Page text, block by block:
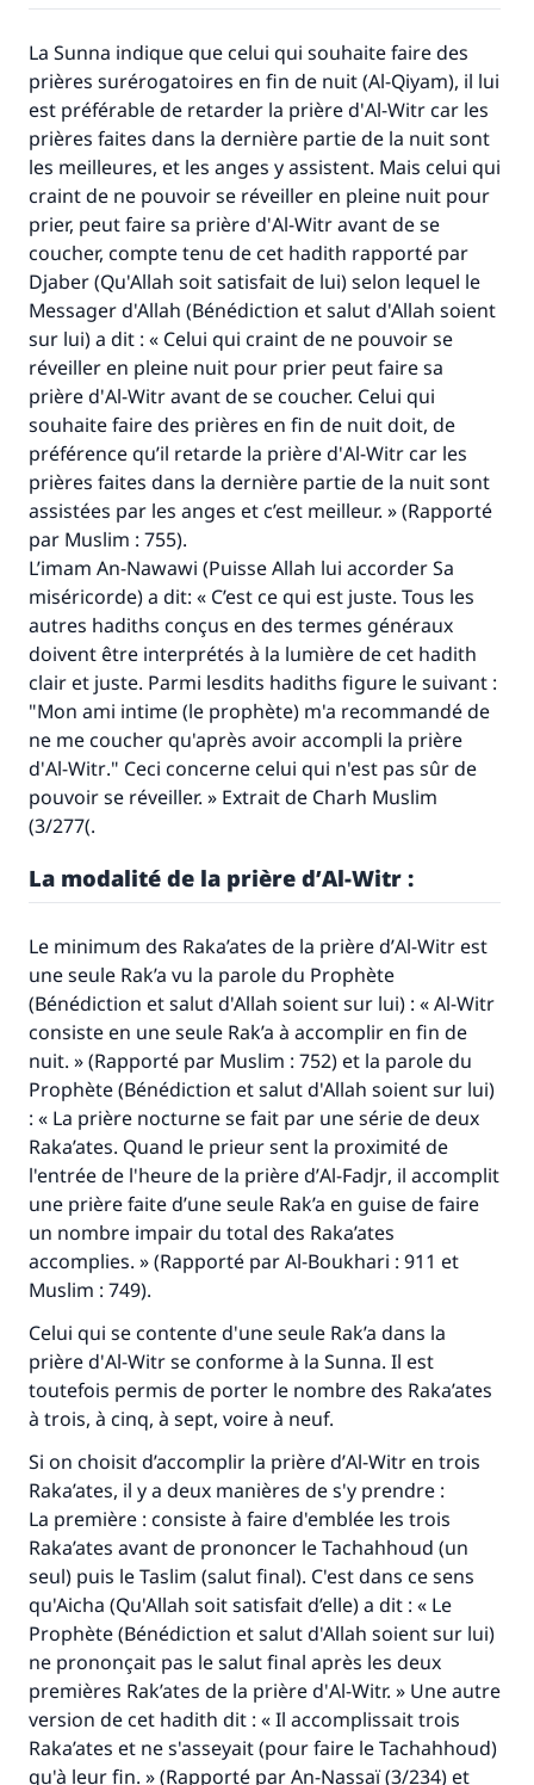
La Sunna indique que celui qui souhaite faire des
prières surérogatoires en fin de nuit (Al-Qiyam), il lui
est préférable de retarder la prière d'Al-Witr car les
prières faites dans la dernière partie de la nuit sont
les meilleures, et les anges y assistent. Mais celui qui
craint de ne pouvoir se réveiller en pleine nuit pour
prier, peut faire sa prière d'Al-Witravant de se
coucher, compte tenu de cet hadith rapporté par
Djaber (Qu'Allah soit satisfait de lui) selon lequel le
Messager d'Allah (Bénédiction et salut d'Allah soient
sur lui) a dit : « Celui qui craint de ne pouvoir se
réveiller en pleine nuit pour prier peut faire sa
prière d'Al-Witravant de se coucher. Celui qui
souhaite faire des prières en fin de nuit doit, de
préférence qu’il retarde la prière d'Al-Witr car les
prières faites dans la dernière partie de la nuit sont
assistées par les anges et c’est meilleur. » (Rapporté
par Muslim : 755).
L’imam An-Nawawi (Puisse Allah lui accorder Sa
miséricorde) a dit: « C’est ce qui est juste. Tous les
autres hadiths conçus en des termes généraux
doivent être interprétés à la lumière de cet hadith
clair et juste. Parmi lesdits hadiths figure le suivant :
"Mon ami intime (le prophète) m'a recommandé de
ne me coucher qu'après avoir accompli la prière
d'Al-Witr." Ceci concerne celui qui n'est pas sûr de
pouvoir se réveiller. » Extrait de Charh Muslim
(3/277(.
La modalité de la prière d’Al-Witr :
Le minimum des Raka’ates de la prière d’Al-Witr est
une seule Rak’a vu la parole du Prophète
(Bénédiction et salut d'Allah soient sur lui) : «Al-Witr
consiste en une seule Rak’a à accomplir en fin de
nuit. » (Rapporté par Muslim : 752) et la parole du
Prophète (Bénédiction et salut d'Allah soient sur lui)
: « La prière nocturne se fait par une série de deux
Raka’ates. Quand le prieur sent la proximité de
l'entrée de l'heure de la prière d’Al-Fadjr, il accomplit
une prière faite d’une seule Rak’a en guise de faire
un nombre impair du total des Raka’ates
accomplies. » (Rapporté par Al-Boukhari : 911 et
Muslim : 749).
Celui qui se contente d'une seule Rak’a dans la
prière d'Al-Witrse conforme à la Sunna. Il est
toutefois permis de porter le nombre des Raka’ates
à trois, à cinq, à sept, voire à neuf.
Si on choisit d’accomplir la prière d’Al-Witr en trois
Raka’ates, il y a deux manières de s'y prendre :
La première : consiste à faire d'emblée les trois
Raka’ates avant de prononcer le Tachahhoud (un
seul) puis le Taslim (salut final). C'est dans ce sens
qu'Aicha (Qu'Allah soit satisfait d’elle) a dit : « Le
Prophète (Bénédiction et salut d'Allah soient sur lui)
ne prononçait pas le salut final après les deux
premières Rak’ates de la prière d'Al-Witr. » Une autre
version de cet hadith dit : « Il accomplissait trois
Raka’ates et ne s'asseyait (pour faire le Tachahhoud)
qu'à leur fin. » (Rapporté par An-Nassaï (3/234) et
Faites une différence dans la vie de
millions de personnes grâce à votre
contribution
Aidez nous à apporter des réponses.